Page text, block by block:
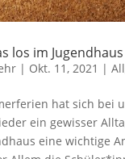
los im Jugendhaus
| Okt. 11, 2021 |
hat sich bei
ein gewisser
eine wichtige